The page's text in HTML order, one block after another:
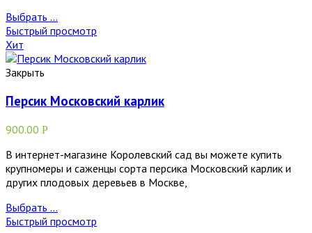
Выбрать ...
Быстрый просмотр
Хит
Закрыть
Персик Московский карлик
900.00 Р
В интернет-магазине Королевский сад вы можете купить
крупномеры и саженцы сорта персика Московский карлик и
других плодовых деревьев в Москве,
Выбрать ...
Быстрый просмотр